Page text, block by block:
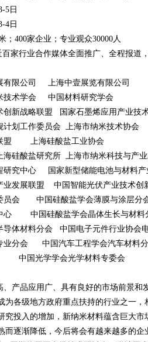
5日
4日
；400家企业；专业观众30000人
家行业合作媒体全面推广、全程报道
有限公司 上海中壹展览有限公司
技术学会 中国材料研究学会
创新战略联盟 国家石墨烯应用产业技
计划工作委员会 上海市纳米技术协会
盟 上海硅酸盐工业协会
海硅酸盐研究所 上海市纳米科技与产
研究中心 国家新型储能电池与材料产
业发展联盟 中国智能光伏产业技术创
员会 中国硅酸盐学会薄膜与涂层分
心 中国硅酸盐学会晶体生长与材料
导体材料分会 中国电子元件行业协会
业分会 中国汽车工程学会汽车材料
中国光学学会光学材料专委会
、产品应用广、具有良好的市场前景和
为各级地方政府重点扶持的行业之一
究投入的增加，新纳米材料蕴含巨大
逐渐降低，今后将会有越来越多的企